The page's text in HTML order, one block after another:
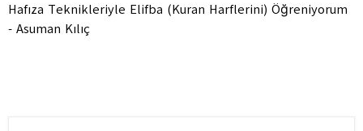
Hafıza Teknikleriyle Elifba (Kuran Harflerini) Öğreniyorum
- Asuman Kılıç